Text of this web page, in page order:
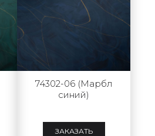
74302-06 (Марбл
синий)
ЗАКАЗАТЬ